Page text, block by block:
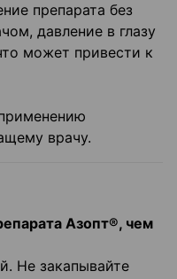
препарата без
давление в глазу
может привести к
врачу.
Азопт®, чем
Не закапывайте